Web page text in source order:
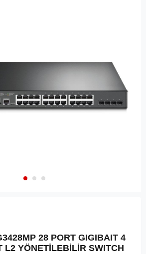
28 PORT GIGIBAIT 4
L2 YÖNETİLEBİLİR SWITCH